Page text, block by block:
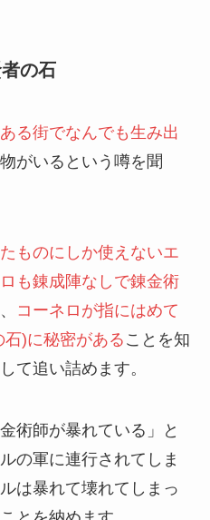
の石
る街でなんでも生み出
がいるという噂を聞
ものにしか使えないエ
も錬成陣なしで錬金術
コーネロが指にはめて
)に秘密がある ことを知
て追い詰めます。
術師が暴れている」と
の軍に連行されてしま
は暴れて壊れてしまっ